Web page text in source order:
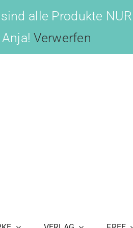
alle Produkte NUR
Anja!Verwerfen